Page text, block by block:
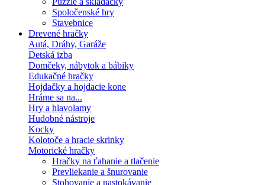
Spoločenské hry
Stavebnice
Drevené hračky
Autá, Dráhy, Garáže
Detská izba
Domčeky, nábytok a bábiky
Edukačné hračky
Hojdačky a hojdacie kone
Hráme sa na...
Hry a hlavolamy
Hudobné nástroje
Kocky
Kolotoče a hracie skrinky
Motorické hračky
Hračky na ťahanie a tlačenie
Prevliekanie a šnurovanie
Stohovanie a nastokávanie